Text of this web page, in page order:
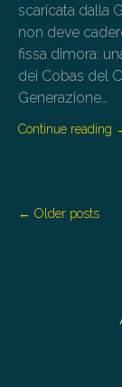
scaricata dalla
non deve
fissa dimora:
dei Cobas del
Generazione…
Continue reading
P
← Older posts